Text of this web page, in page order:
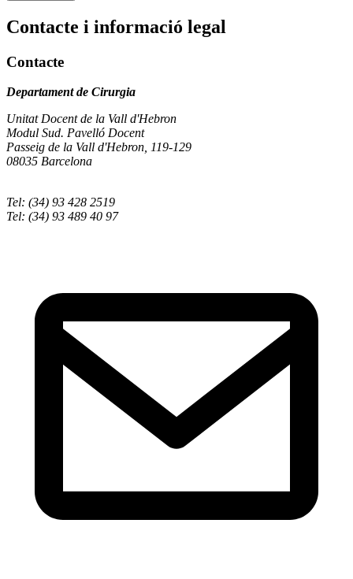
Contacte i informació legal
Contacte
Departament de Cirurgia
Unitat Docent de la Vall d'Hebron
Modul Sud. Pavelló Docent
Passeig de la Vall d'Hebron, 119-129
08035 Barcelona
Tel: (34) 93 428 2519
Tel: (34) 93 489 40 97